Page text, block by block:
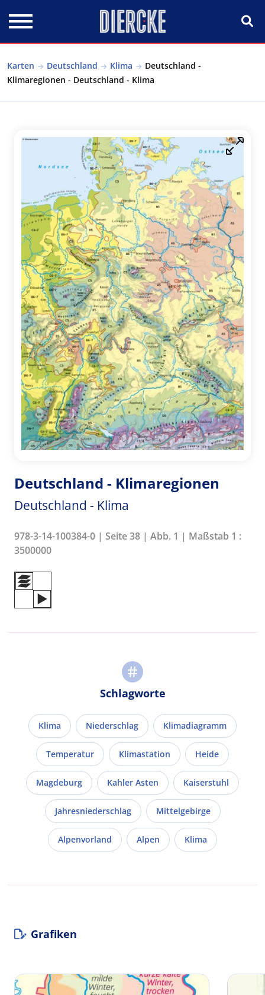
Karten Deutschland Klima
Deutschland -
Klimaregionen - Deutschland - Klima
Deutschland - Klimaregionen
Deutschland - Klima
978-3-14-100384-0 | Seite 38 | Abb. 1 | Maßstab 1 :
3500000
Schlagworte
Klima Niederschlag Klimadiagramm
Temperatur Klimastation Heide
Magdeburg Kahler Asten Kaiserstuhl
Jahresniederschlag Mittelgebirge
Alpenvorland Alpen Klima
Grafiken